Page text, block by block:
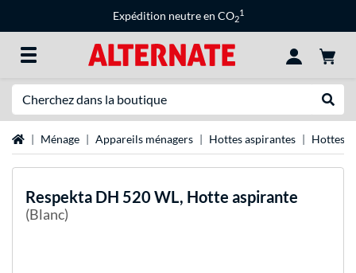
Expédition neutre en CO2
1
Page d'accueil
Ménage Appareils ménagers Hottes aspirantes Hottes
Respekta DH 520 WL, Hotte aspirante
(Blanc)